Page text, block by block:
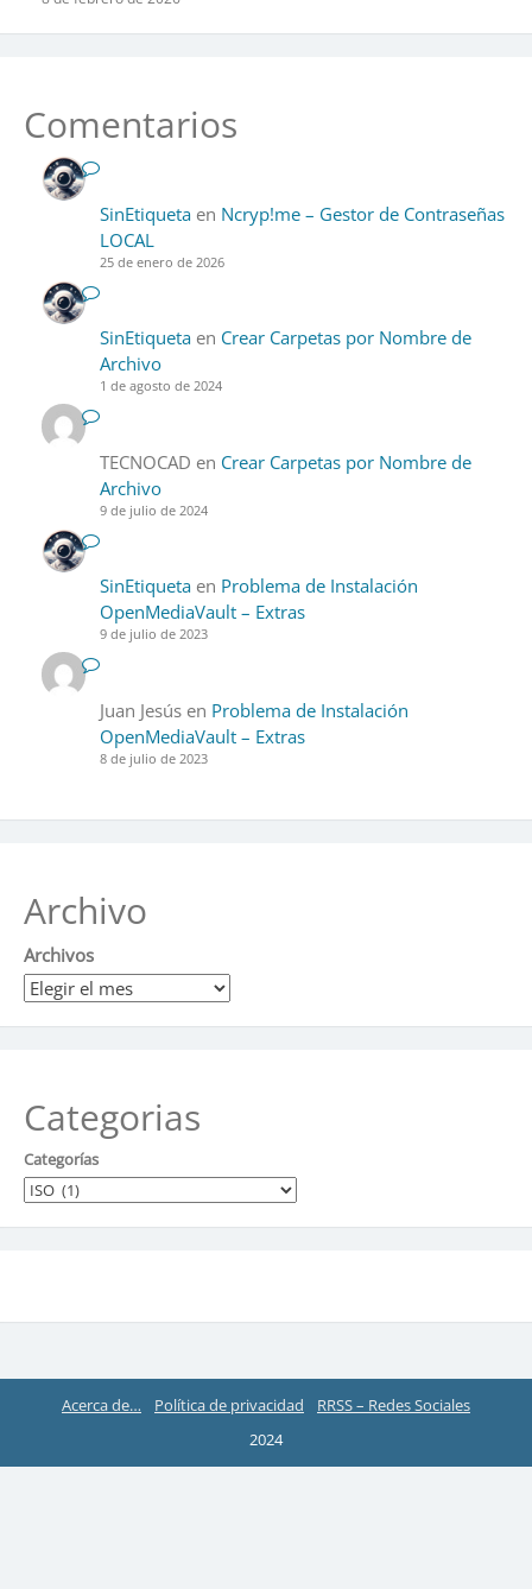
Comentarios
SinEtiquetaen Ncryp!me – Gestor de Contraseñas
LOCAL
25 de enero de 2026
SinEtiquetaen Crear Carpetas por Nombre de
Archivo
1 de agosto de 2024
TECNOCAD en Crear Carpetas por Nombre de
Archivo
9 de julio de 2024
SinEtiquetaen Problema de Instalación
OpenMediaVault – Extras
9 de julio de 2023
Juan Jesúsen Problema de Instalación
OpenMediaVault – Extras
8 de julio de 2023
Archivo
Archivos
Categorias
Categorías
Acerca de… Política de privacidad
RRSS – Redes Sociales
2024